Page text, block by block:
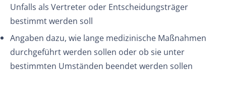
Unfalls als Vertreter oder Entscheidungsträger
bestimmt werden soll
Angaben dazu, wie lange medizinische Maßnahmen
durchgeführt werden sollen oder ob sie unter
bestimmten Umständen beendet werden sollen